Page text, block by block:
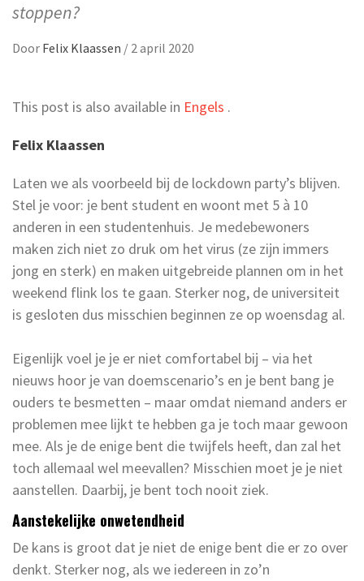
stoppen?
Door Felix Klaassen / 2 april 2020
This post is also available in Engels .
Felix Klaassen
Laten we als voorbeeld bij de lockdown party’s blijven.
Stel je voor: je bent student en woont met 5 à 10
anderen in een studentenhuis. Je medebewoners
maken zich niet zo druk om het virus (ze zijn immers
jong en sterk) en maken uitgebreide plannen om in het
weekend flink los te gaan. Sterker nog, de universiteit
is gesloten dus misschien beginnen ze op woensdag al.
Eigenlijk voel je je er niet comfortabel bij – via het
nieuws hoor je van doemscenario’s en je bent bang je
ouders te besmetten – maar omdat niemand anders er
problemen mee lijkt te hebben ga je toch maar gewoon
mee. Als je de enige bent die twijfels heeft, dan zal het
toch allemaal wel meevallen? Misschien moet je je niet
aanstellen. Daarbij, je bent toch nooit ziek.
Aanstekelijke onwetendheid
De kans is groot dat je niet de enige bent die er zo over
denkt. Sterker nog, als we iedereen in zo’n